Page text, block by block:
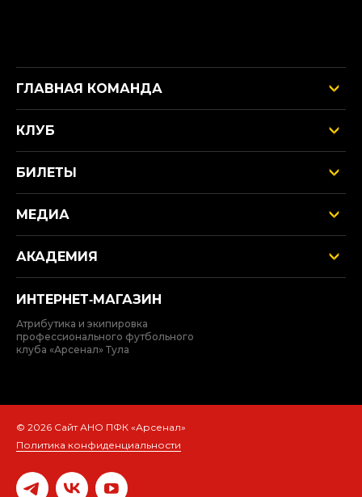
ГЛАВНАЯ КОМАНДА
КЛУБ
БИЛЕТЫ
МЕДИА
АКАДЕМИЯ
ИНТЕРНЕТ‑МАГАЗИН
Атрибутика и экипировка
профессионального футбольного
клуба «Арсенал» Тула
© 2026 Сайт АНО ПФК «Арсенал»
Политика конфиденциальности